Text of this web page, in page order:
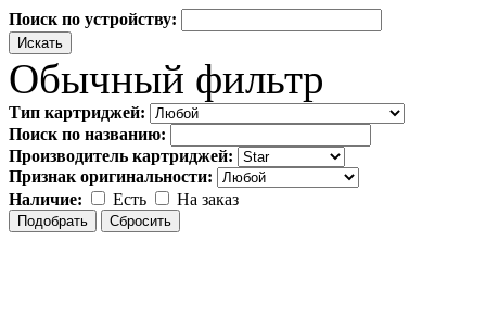
Поиск по устройству:
Обычный фильтр
Тип картриджей:
Поиск по названию:
Производитель картриджей:
Признак оригинальности:
Наличие:
Есть На заказ